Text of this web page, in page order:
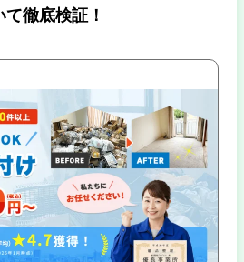
徹底検証！